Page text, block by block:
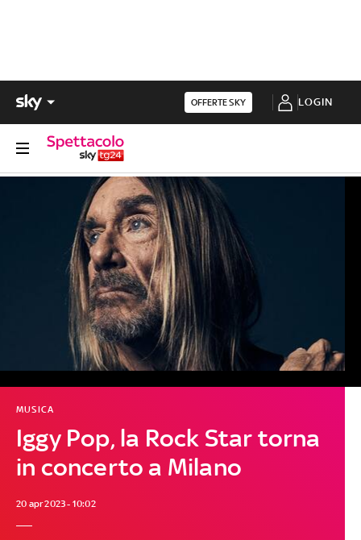
OFFERTE SKY LOGIN
Iggy Pop, la Rock Star torna
in concerto a Milano
MUSICA
20 apr 2023 - 10:02